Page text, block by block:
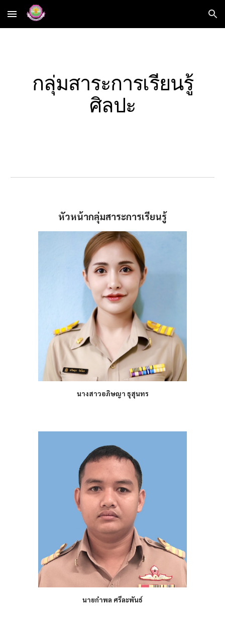
Skip to main content Skip to navigation
กลุ่มสาระการเรียนรู้
ศิลปะ
หัวหน้ากลุ่มสาระการเรียนรู้
นางสาวอภิษญา ธุสุนทร
นายกำพล ศรีละพันธ์